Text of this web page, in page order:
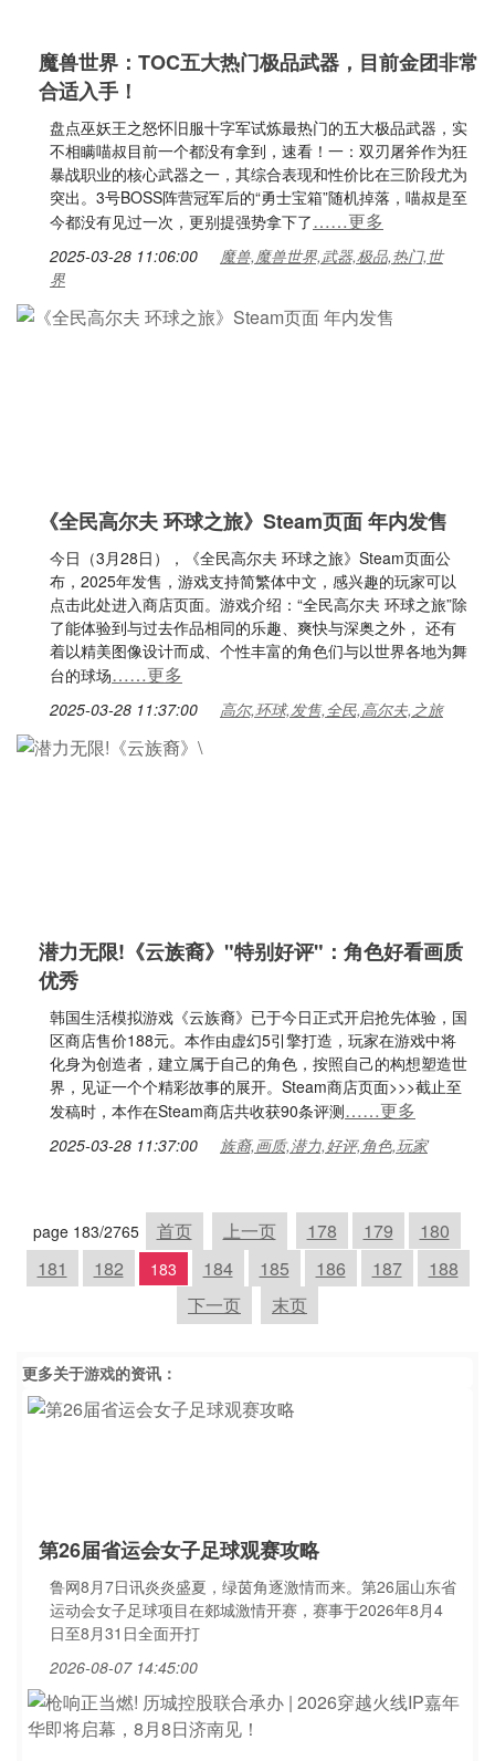
魔兽世界：TOC五大热门极品武器，目前金团非常
合适入手！
盘点巫妖王之怒怀旧服十字军试炼最热门的五大极品武器，实
不相瞒喵叔目前一个都没有拿到，速看！一：双刃屠斧作为狂
暴战职业的核心武器之一，其综合表现和性价比在三阶段尤为
突出。3号BOSS阵营冠军后的“勇士宝箱”随机掉落‌，喵叔是至
今都没有见过一次，更别提强势拿下了……更多
2025-03-28 11:06:00
魔兽,魔兽世界,武器,极品,热门,世
界
《全民高尔夫 环球之旅》Steam页面 年内发售
今日（3月28日），《全民高尔夫 环球之旅》Steam页面公
布，2025年发售，游戏支持简繁体中文，感兴趣的玩家可以
点击此处进入商店页面。游戏介绍：“全民高尔夫 环球之旅”除
了能体验到与过去作品相同的乐趣、爽快与深奥之外， 还有
着以精美图像设计而成、个性丰富的角色们与以世界各地为舞
台的球场……更多
2025-03-28 11:37:00 高尔,环球,发售,全民,高尔夫,之旅
潜力无限!《云族裔》"特别好评"：角色好看画质
优秀
韩国生活模拟游戏《云族裔》已于今日正式开启抢先体验，国
区商店售价188元。本作由虚幻5引擎打造，玩家在游戏中将
化身为创造者，建立属于自己的角色，按照自己的构想塑造世
界，见证一个个精彩故事的展开。Steam商店页面>>>截止至
发稿时，本作在Steam商店共收获90条评测……更多
2025-03-28 11:37:00 族裔,画质,潜力,好评,角色,玩家
page 183/2765 首页 上一页 178 179
180
181
182 183 184 185 186 187
188
下一页
末页
更多关于游戏的资讯：
第26届省运会女子足球观赛攻略
鲁网8月7日讯炎炎盛夏，绿茵角逐激情而来。第26届山东省
运动会女子足球项目在郯城激情开赛，赛事于2026年8月4
日至8月31日全面开打
2026-08-07 14:45:00